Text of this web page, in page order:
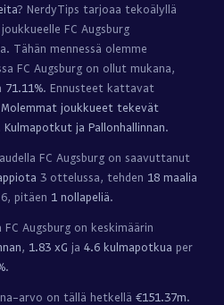
? NerdyTips tarjoaa tekoälyllä
FC Augsburg
Tähän mennessä olemme
FC Augsburg on ollut mukana,
71.11%. Ennusteet kattavat
joukkueet tekevät
ja Pallonhallinnan.
FC Augsburg on saavuttanut
3 ottelussa, tehden 18 maalia
pitäen 1 nollapeliä.
Augsburg on keskimäärin
, 1.83 xG ja 4.6 kulmapotkua per
.
arvo on tällä hetkellä €151.37m.